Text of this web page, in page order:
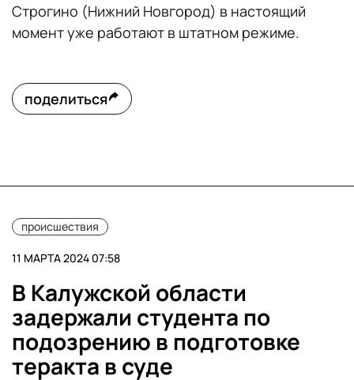
Строгино (Нижний Новгород) в настоящий
момент уже работают в штатном режиме.
поделиться
происшествия
11 МАРТА 2024 07:58
В Калужской области
задержали студента по
подозрению в подготовке
теракта в суде